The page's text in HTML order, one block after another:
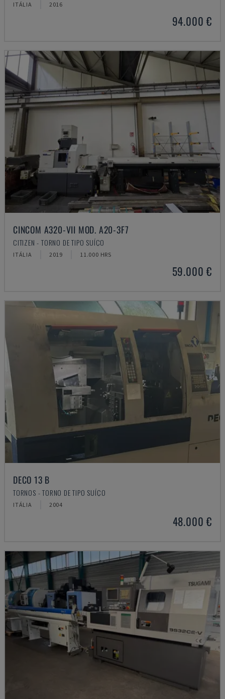
ITÁLIA 2016
94.000 €
CINCOM A320-VII MOD. A20-3F7
CITIZEN - TORNO DE TIPO SUÍÇO
ITÁLIA 2019 11.000 HRS
59.000 €
DECO 13 B
TORNOS - TORNO DE TIPO SUÍÇO
ITÁLIA 2004
48.000 €